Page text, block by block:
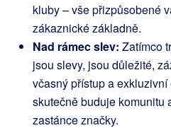
kluby – vše přizpůsobené
zákaznické základně.
Nad rámec slev: Zatímco
jsou slevy, jsou důležité,
včasný přístup a
skutečně buduje komunitu
zastánce značky.